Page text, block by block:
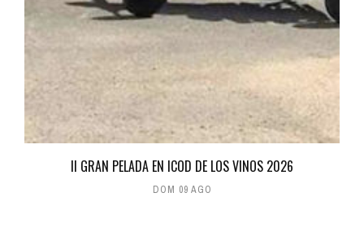
II GRAN PELADA EN ICOD DE LOS VINOS 2026
DOM 09 AGO